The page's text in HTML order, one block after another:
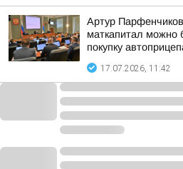
Артур
маткапитал можно
покупку
17.07.2026, 11:42